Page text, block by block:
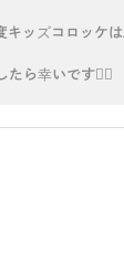
ッズコロッケ
ら幸いです🙇‍♀️